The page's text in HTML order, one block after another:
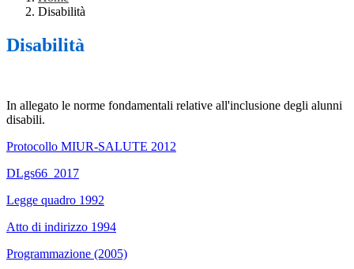
Disabilità
Disabilità
In allegato le norme fondamentali relative all'inclusione degli alunni
disabili.
Protocollo MIUR-SALUTE 2012
DLgs66_2017
Legge quadro 1992
Atto di indirizzo 1994
Programmazione (2005)